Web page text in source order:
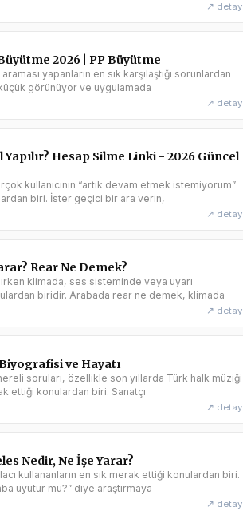
↗ detay
2026 | PP Büyütme
yapanların en sık karşılaştığı sorunlardan
görünüyor ve uygulamada
↗ detay
Hesap Silme Linki - 2026 Güncel
kullanıcının “artık devam etmek istemiyorum”
biri. İster geçici bir ara verin,
↗ detay
Rear Ne Demek?
klimada, ses sisteminde veya uyarı
biridir. Arabada rear ne demek, klimada
↗ detay
ve Hayatı
soruları, özellikle son yıllarda Türk halk müziği
ettiği konulardan biri. Sanatçı
↗ detay
Nedir, Ne İşe Yarar?
kullananların en sık merak ettiği konulardan biri.
uyutur mu?” diye araştırmaya
↗ detay